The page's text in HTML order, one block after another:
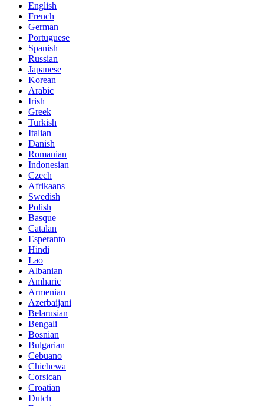
English
French
German
Portuguese
Spanish
Russian
Japanese
Korean
Arabic
Irish
Greek
Turkish
Italian
Danish
Romanian
Indonesian
Czech
Afrikaans
Swedish
Polish
Basque
Catalan
Esperanto
Hindi
Lao
Albanian
Amharic
Armenian
Azerbaijani
Belarusian
Bengali
Bosnian
Bulgarian
Cebuano
Chichewa
Corsican
Croatian
Dutch